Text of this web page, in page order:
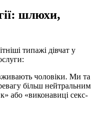
шлюхи,
типажі дівчат у
чоловіки. Ми та
більш нейтральним
або «виконавиці секс-